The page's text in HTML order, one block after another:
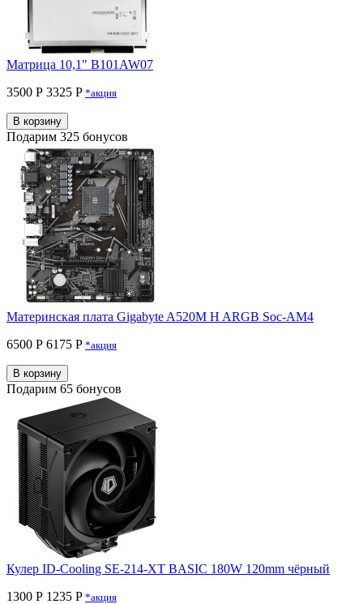
Матрица 10,1" B101AW07
3500 Р 3325 P *акция
В корзину
Подарим 325 бонусов
Материнская плата Gigabyte A520M H ARGB Soc-AM4
6500 Р 6175 P *акция
В корзину
Подарим 65 бонусов
Кулер ID-Cooling SE-214-XT BASIC 180W 120mm чёрный
1300 Р 1235 P *акция